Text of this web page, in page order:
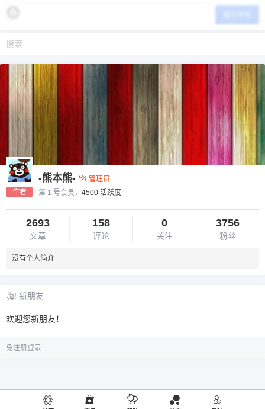
作者
-熊本熊-
管理员
第 1 号会员， 4500 活跃度
2693
文章
158
评论
0
关注
3756
粉丝
没有个人简介
嗨! 新朋友
欢迎您新朋友！
免注册登录